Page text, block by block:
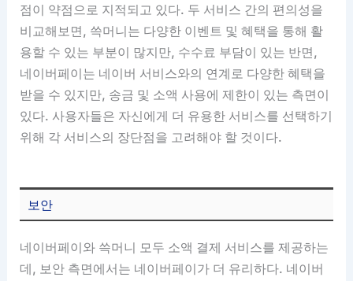
점이 약점으로 지적되고 있다. 두 서비스 간의 편의성을
비교해보면, 쓱머니는 다양한 이벤트 및 혜택을 통해 활
용할 수 있는 부분이 많지만, 수수료 부담이 있는 반면,
네이버페이는 네이버 서비스와의 연계로 다양한 혜택을
받을 수 있지만, 송금 및 소액 사용에 제한이 있는 측면이
있다. 사용자들은 자신에게 더 유용한 서비스를 선택하기
위해 각 서비스의 장단점을 고려해야 할 것이다.
보안
네이버페이와 쓱머니 모두 소액 결제 서비스를 제공하는
데, 보안 측면에서는 네이버페이가 더 유리하다. 네이버